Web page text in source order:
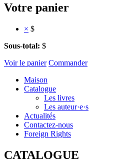
Votre panier
× $
Sous-total: $
Voir le panier Commander
Maison
Catalogue
Les livres
Les auteur·e·s
Actualités
Contactez-nous
Foreign Rights
CATALOGUE